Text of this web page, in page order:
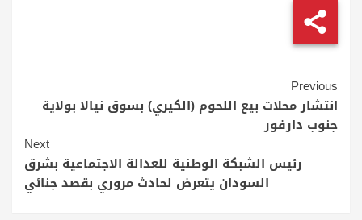
Continue
Reading
Previous
انتشار محلات بيع اللحوم (الكيري) بسوق نيالا بولاية
جنوب دارفور
Next
رئيس الشبكة الوطنية للعدالة الاجتماعية بشرق
السودان يتعرض لحادث مروري بقصد جنائي